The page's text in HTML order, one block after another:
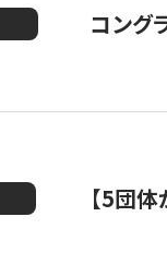
コング
【5団